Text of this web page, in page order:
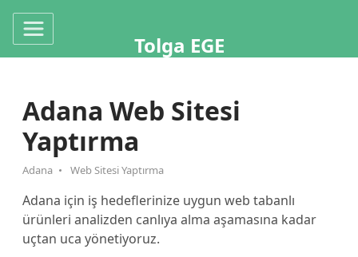
Tolga EGE
Adana Web Sitesi
Yaptırma
Adana Web Sitesi Yaptırma
Adana için iş hedeflerinize uygun web tabanlı
ürünleri analizden canlıya alma aşamasına kadar
uçtan uca yönetiyoruz.